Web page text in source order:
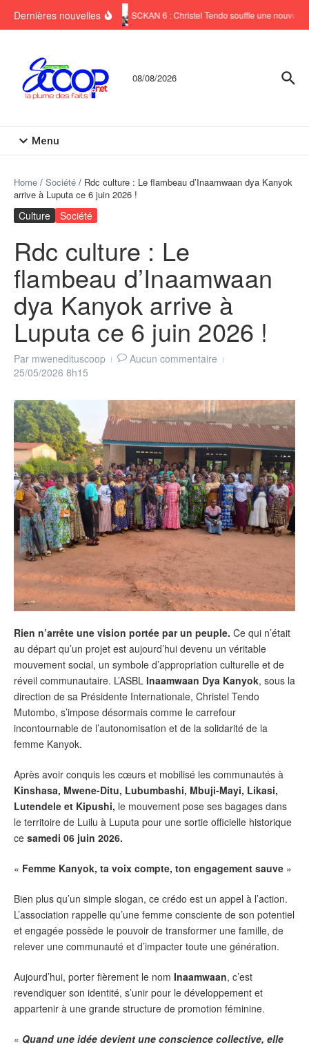
Dernières nouvelles SCKAN 6 : Christel Tendo souffle une nouvelle
08/08/2026
Menu
Home / Société / Rdc culture : Le flambeau d’Inaamwaan dya Kanyok
arrive à Luputa ce 6 juin 2026 !
Culture Société
Rdc culture : Le
flambeau d’Inaamwaan
dya Kanyok arrive à
Luputa ce 6 juin 2026 !
Par mwenedituscoop
Aucun commentaire
25/05/2026 8h15
Rien n’arrête une vision portée par un peuple. Ce qui n’était
au départ qu’un projet est aujourd’hui devenu un véritable
mouvement social, un symbole d’appropriation culturelle et de
réveil communautaire. L’ASBL Inaamwaan Dya Kanyok, sous la
direction de sa Présidente Internationale, Christel Tendo
Mutombo, s’impose désormais comme le carrefour
incontournable de l’autonomisation et de la solidarité de la
femme Kanyok.
Après avoir conquis les cœurs et mobilisé les communautés à
Kinshasa, Mwene-Ditu, Lubumbashi, Mbuji-Mayi, Likasi,
Lutendele et Kipushi, le mouvement pose ses bagages dans
le territoire de Luilu à Luputa pour une sortie officielle historique
ce samedi 06 juin 2026.
« Femme Kanyok, ta voix compte, ton engagement sauve »
Bien plus qu’un simple slogan, ce crédo est un appel à l’action.
L’association rappelle qu’une femme consciente de son potentiel
et engagée possède le pouvoir de transformer une famille, de
relever une communauté et d’impacter toute une génération.
Aujourd’hui, porter fièrement le nom Inaamwaan, c’est
revendiquer son identité, s’unir pour le développement et
appartenir à une grande structure de promotion féminine.
« Quand une idée devient une conscience collective, elle